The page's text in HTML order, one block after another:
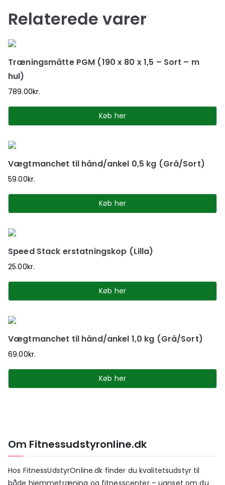
Relaterede varer
Træningsmåtte PGM (190 x 80 x 1,5 – Sort – m
hul)
789.00kr.
Køb her
Vægtmanchet til hånd/ankel 0,5 kg (Grå/Sort)
59.00kr.
Køb her
Speed Stack erstatningskop (Lilla)
25.00kr.
Køb her
Vægtmanchet til hånd/ankel 1,0 kg (Grå/Sort)
69.00kr.
Køb her
Om Fitnessudstyronline.dk
Hos FitnessUdstyrOnline.dk finder du kvalitetsudstyr til
både hjemmetræning og fitnesscenter – uanset om du